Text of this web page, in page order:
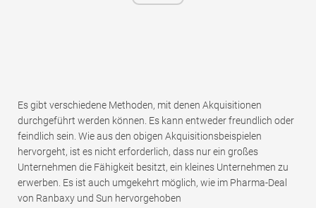
Es gibt verschiedene Methoden, mit denen Akquisitionen
durchgeführt werden können. Es kann entweder freundlich oder
feindlich sein. Wie aus den obigen Akquisitionsbeispielen
hervorgeht, ist es nicht erforderlich, dass nur ein großes
Unternehmen die Fähigkeit besitzt, ein kleines Unternehmen zu
erwerben. Es ist auch umgekehrt möglich, wie im Pharma-Deal
von Ranbaxy und Sun hervorgehoben